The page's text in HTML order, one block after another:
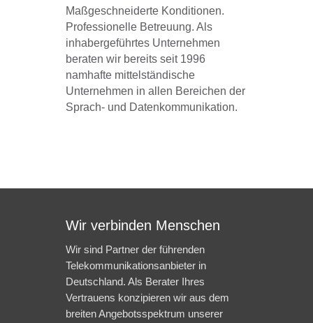
Maßgeschneiderte Konditionen.
Professionelle Betreuung. Als
inhabergeführtes Unternehmen
beraten wir bereits seit 1996
namhafte mittelständische
Unternehmen in allen Bereichen der
Sprach- und Datenkommunikation.
Wir verbinden Menschen
Wir sind Partner der führenden
Telekommunikationsanbieter in
Deutschland. Als Berater Ihres
Vertrauens konzipieren wir aus dem
breiten Angebotsspektrum unserer